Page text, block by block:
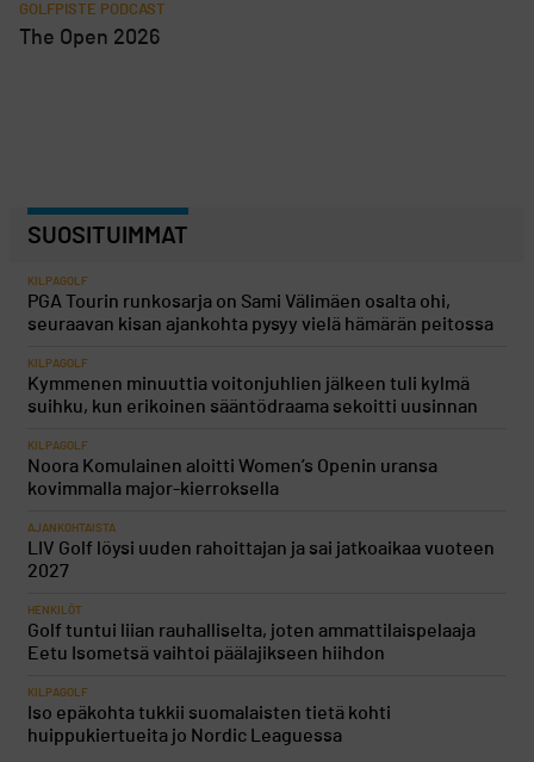
GOLFPISTE PODCAST
The Open 2026
SUOSITUIMMAT
KILPAGOLF
PGA Tourin runkosarja on Sami Välimäen osalta ohi,
seuraavan kisan ajankohta pysyy vielä hämärän peitossa
KILPAGOLF
Kymmenen minuuttia voitonjuhlien jälkeen tuli kylmä
suihku, kun erikoinen sääntödraama sekoitti uusinnan
KILPAGOLF
Noora Komulainen aloitti Women’s Openin uransa
kovimmalla major-kierroksella
AJANKOHTAISTA
LIV Golf löysi uuden rahoittajan ja sai jatkoaikaa vuoteen
2027
HENKILÖT
Golf tuntui liian rauhalliselta, joten ammattilaispelaaja
Eetu Isometsä vaihtoi päälajikseen hiihdon
KILPAGOLF
Iso epäkohta tukkii suomalaisten tietä kohti
huippukiertueita jo Nordic Leaguessa